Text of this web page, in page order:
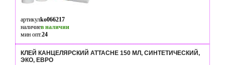
артикулko066217
наличиев наличии
мин опт.24
КЛЕЙ КАНЦЕЛЯРСКИЙ ATTACHE 150 МЛ, СИНТЕТИЧЕСКИЙ,
ЭКО, ЕВРО